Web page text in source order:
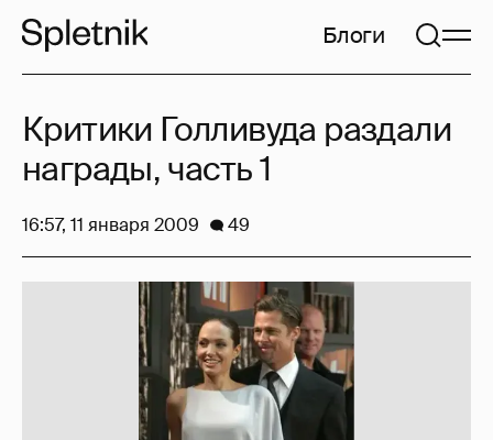
Блоги
Критики Голливуда раздали
награды, часть 1
16:57, 11 января 2009 49